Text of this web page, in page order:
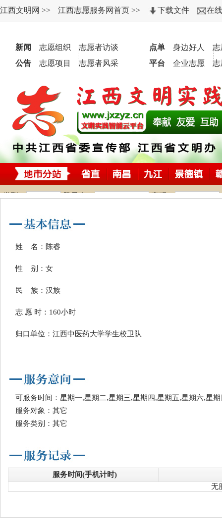
姓 名：陈睿
性 别：女
民 族：汉族
志 愿 时：160小时
归口单位：江西中医药大学学生校卫队
可服务时间：星期一,星期二,星期三,星期四,星期五,星期六,星期
服务对象：其它
服务类别：其它